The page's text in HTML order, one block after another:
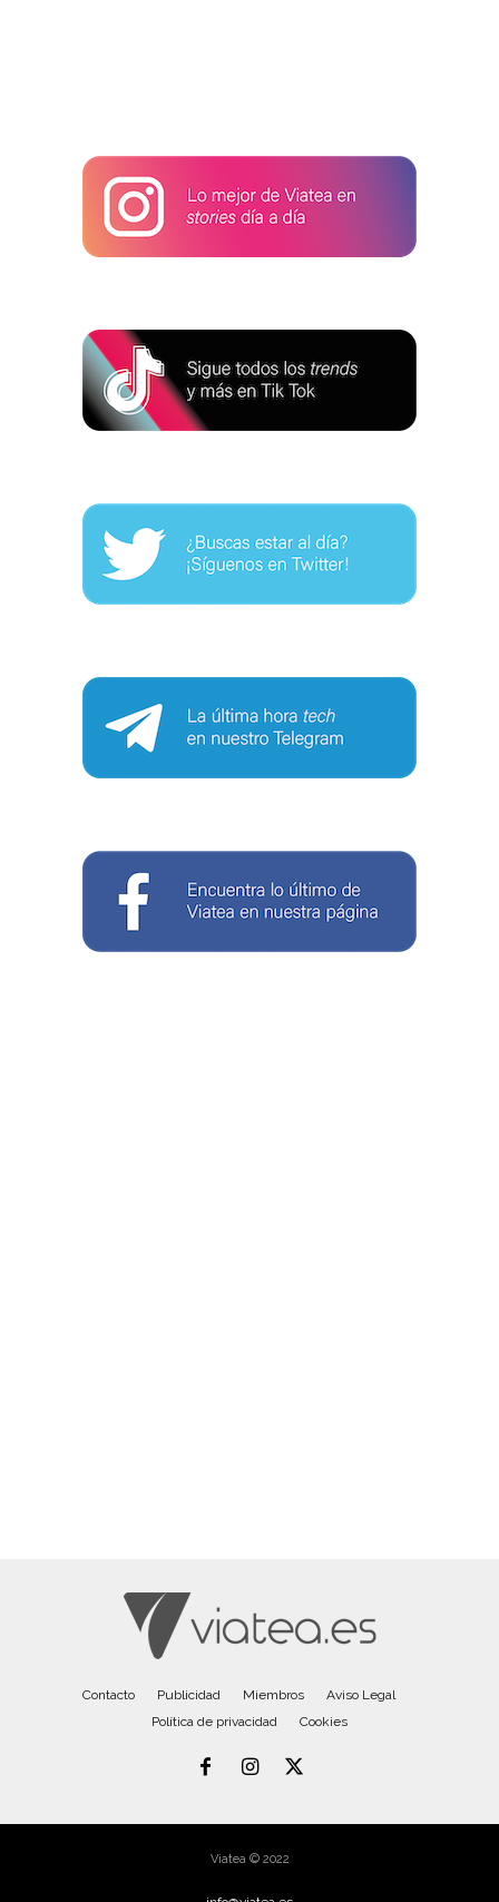
Contacto Publicidad Miembros
Aviso Legal
Política de privacidad
Cookies
Viatea © 2022